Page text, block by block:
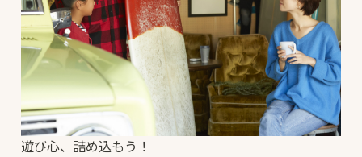
遊び心、詰め込もう！